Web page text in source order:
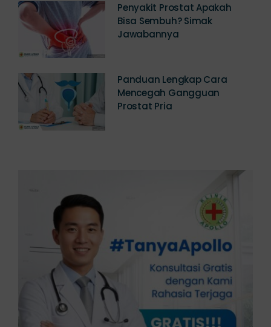
Penyakit Prostat Apakah
Bisa Sembuh? Simak
Jawabannya
Panduan Lengkap Cara
Mencegah Gangguan
Prostat Pria